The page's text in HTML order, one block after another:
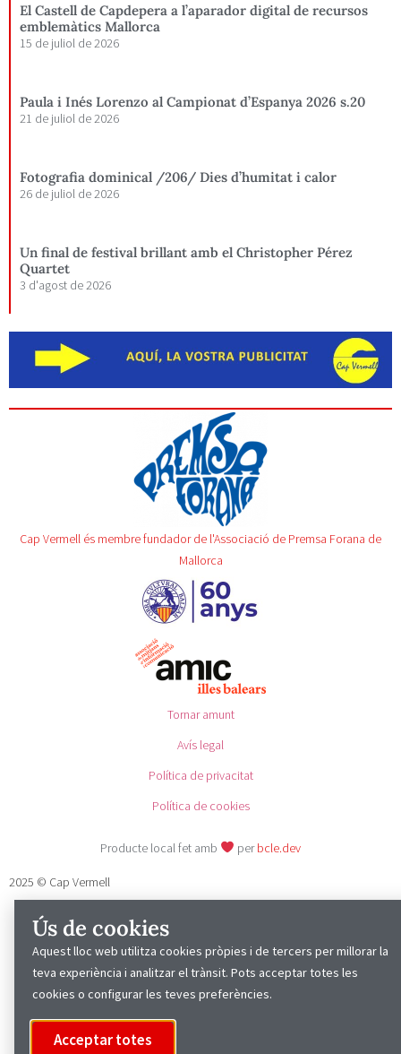
El Castell de Capdepera a l’aparador digital de recursos
emblemàtics Mallorca
15 de juliol de 2026
Paula i Inés Lorenzo al Campionat d’Espanya 2026 s.20
21 de juliol de 2026
Fotografia dominical /206/ Dies d’humitat i calor
26 de juliol de 2026
Un final de festival brillant amb el Christopher Pérez
Quartet
3 d'agost de 2026
Cap Vermell és membre fundador de l'Associació de Premsa Forana de
Mallorca
Tornar amunt
Avís legal
Política de privacitat
Política de cookies
Producte local fet amb perbcle.dev
2025 © Cap Vermell
Ús de cookies
Aquest lloc web utilitza cookies pròpies i de tercers per millorar la
teva experiència i analitzar el trànsit. Pots acceptar totes les
cookies o configurar les teves preferències.
Acceptar totes